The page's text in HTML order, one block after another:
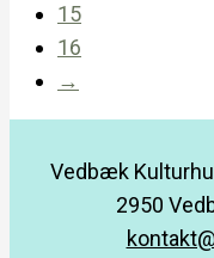
15
16
→
Vedbæk
2950